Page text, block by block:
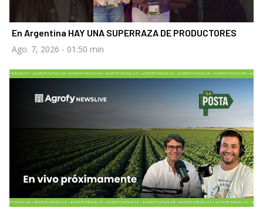
En Argentina HAY UNA SUPERRAZA DE PRODUCTORES
Ago. 7, 2026 - 01:50 min